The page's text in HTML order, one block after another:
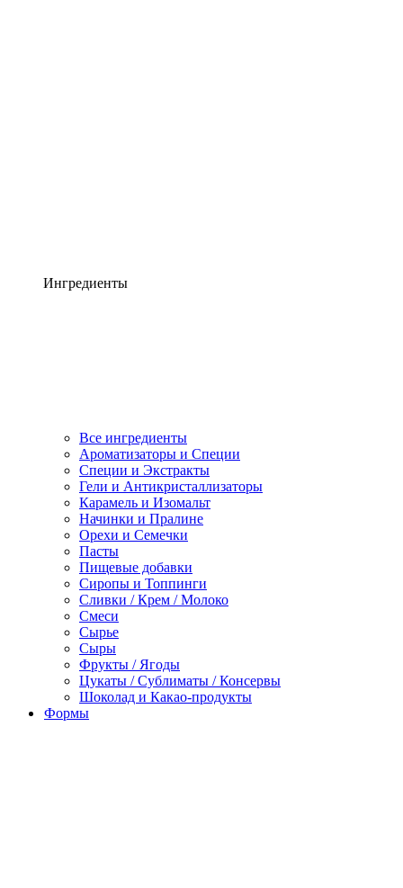
Ингредиенты
Все ингредиенты
Ароматизаторы и Специи
Специи и Экстракты
Гели и Антикристаллизаторы
Карамель и Изомальт
Начинки и Пралине
Орехи и Семечки
Пасты
Пищевые добавки
Сиропы и Топпинги
Сливки / Крем / Молоко
Смеси
Сырье
Сыры
Фрукты / Ягоды
Цукаты / Сублиматы / Консервы
Шоколад и Какао-продукты
Формы